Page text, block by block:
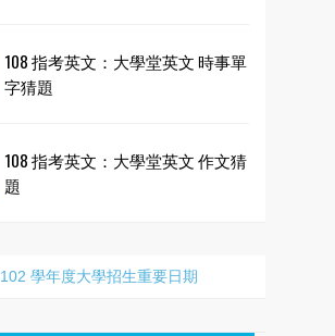
108 指考英文：大學堂英文 時事單
字猜題
108 指考英文：大學堂英文 作文猜
題
102 學年度大學招生重要日期